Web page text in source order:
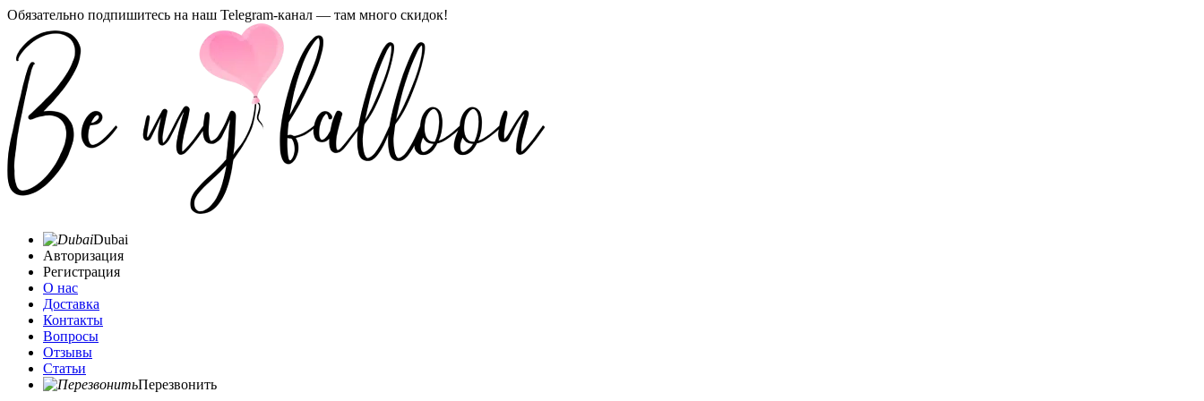
Обязательно подпишитесь на наш Telegram-канал — там много скидок!
Dubai
Авторизация
Регистрация
О нас
Доставка
Контакты
Вопросы
Отзывы
Статьи
Перезвонить